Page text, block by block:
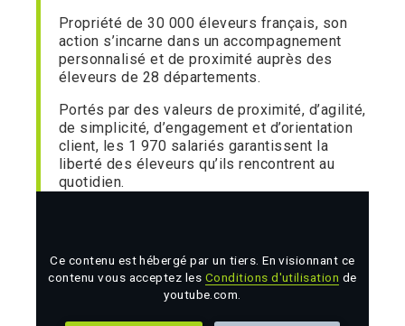
Propriété de 30 000 éleveurs français, son
action s’incarne dans un accompagnement
personnalisé et de proximité auprès des
éleveurs de 28 départements.
Portés par des valeurs de proximité, d’agilité,
de simplicité, d’engagement et d’orientation
client, les 1 970 salariés garantissent la
liberté des éleveurs qu’ils rencontrent au
quotidien.
Ce contenu est hébergé par un tiers. En visionnant ce
contenu vous acceptez les Conditions d'utilisation de
youtube.com.